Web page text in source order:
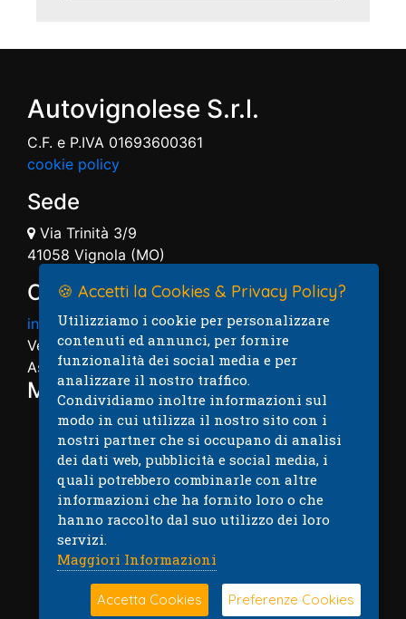
Autovignolese S.r.l.
C.F. e P.IVA 01693600361
cookie policy
Sede
Via Trinità 3/9
41058 Vignola (MO)
Contatti
info@autovignolese.it
Vendita: 059.7574004
Assistenza: 059.7574005
Mappa
🍪 Accetti la Cookies & Privacy Policy?
Utilizziamo i cookie per personalizzare
contenuti ed annunci, per fornire
funzionalità dei social media e per
analizzare il nostro traffico.
Condividiamo inoltre informazioni sul
modo in cui utilizza il nostro sito con i
nostri partner che si occupano di analisi
dei dati web, pubblicità e social media, i
quali potrebbero combinarle con altre
informazioni che ha fornito loro o che
hanno raccolto dal suo utilizzo dei loro
servizi.
Maggiori Informazioni
Accetta Cookies Preferenze Cookies